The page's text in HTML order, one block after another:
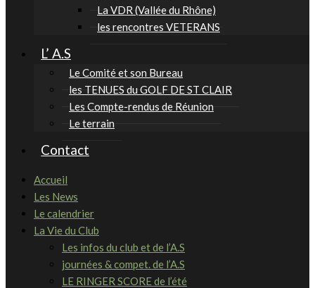
La VDR (Vallée du Rhône)
les rencontres VETERANS
L’ A.S
Le Comité et son Bureau
les TENUES du GOLF DE ST CLAIR
Les Compte-rendus de Réunion
Le terrain
Contact
Accueil
Les News
Le calendrier
La Vie du Club
Les infos du club et de l’A.S
journées & compet. de l’A.S
LE RINGER SCORE de l’été